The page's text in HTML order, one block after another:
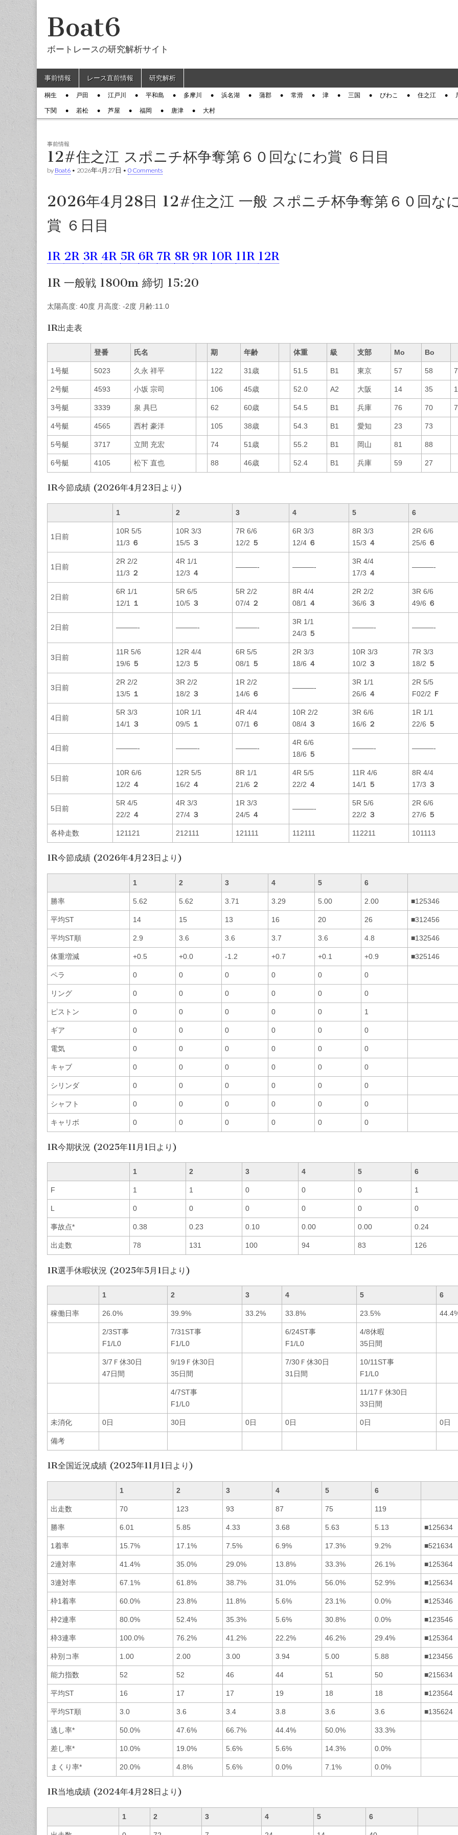
Boat6
ボートレースの研究解析サイト
Main menu
Skip to content
事前情報 レース直前情報 研究解析
Sub menu
桐生 戸田 江戸川 平和島 多摩川 浜名湖 蒲郡 常滑 津 三国 びわこ 住之江
下関 若松 芦屋 福岡 唐津 大村
事前情報
12#住之江 スポニチ杯争奪第６０回なにわ賞 ６日目
by Boat6 • 2026年4月27日 • 0 Comments
2026年4月28日 12#住之江 一般 スポニチ杯争奪第６０回な
賞 ６日目
1R 2R 3R 4R 5R 6R 7R 8R 9R 10R 11R 12R
1R 一般戦 1800m 締切 15:20
太陽高度: 40度 月高度: -2度 月齢:11.0
1R出走表
登番 氏名 期 年齢 体重 級 支部 Mo Bo
1号艇 5023 久永 祥平 122 31歳 51.5 B1 東京 57 58
2号艇 4593 小坂 宗司 106 45歳 52.0 A2 大阪 14 35
3号艇 3339 泉 具巳 62 60歳 54.5 B1 兵庫 76 70
4号艇 4565 西村 豪洋 105 38歳 54.3 B1 愛知 23 73
5号艇 3717 立間 充宏 74 51歳 55.2 B1 岡山 81 88
6号艇 4105 松下 直也 88 46歳 52.4 B1 兵庫 59 27
1R今節成績 (2026年4月23日より)
1 2 3 4 5 6
1日前
10R 5/5
11/3 ６
10R 3/3
15/5 ３
7R 6/6
12/2 ５
6R 3/3
12/4 ６
8R 3/3
15/3 ４
2R 6/6
25/6 ６
1日前
2R 2/2
11/3 ２
4R 1/1
12/3 ４
———- ———-
3R 4/4
17/3 ４
———-
2日前
6R 1/1
12/1
１
5R 6/5
10/5 ３
5R 2/2
07/4 ２
8R 4/4
08/1
４
2R 2/2
36/6 ３
3R 6/6
49/6 ６
2日前 ———- ———- ———-
3R 1/1
24/3 ５
———- ———-
3日前
11R 5/6
19/6 ５
12R 4/4
12/3 ５
6R 5/5
08/1
５
2R 3/3
18/6 ４
10R 3/3
10/2 ３
7R 3/3
18/2 ５
3日前
2R 2/2
13/5 １
3R 2/2
18/2 ３
1R 2/2
14/6 ６
———-
3R 1/1
26/6 ４
2R 5/5
F02/2 Ｆ
4日前
5R 3/3
14/1
３
10R 1/1
09/5 １
4R 4/4
07/1
６
10R 2/2
08/4 ３
3R 6/6
16/6 ２
1R 1/1
22/6 ５
4日前 ———- ———- ———-
4R 6/6
18/6 ５
———- ———-
5日前
10R 6/6
12/2 ４
12R 5/5
16/2 ４
8R 1/1
21/6 ２
4R 5/5
22/2 ４
11R 4/6
14/1
５
8R 4/4
17/3 ３
5日前
5R 4/5
22/2 ４
4R 3/3
27/4 ３
1R 3/3
24/5 ４
———-
5R 5/6
22/2 ３
2R 6/6
27/6 ５
各枠走数 121121 212111 121111 112111 112211 101113
1R今節成績 (2026年4月23日より)
1 2 3 4 5 6
勝率 5.62 5.62 3.71 3.29 5.00 2.00 ■125346
平均ST 14 15 13 16 20 26 ■312456
平均ST順 2.9 3.6 3.6 3.7 3.6 4.8 ■132546
体重増減 +0.5 +0.0 -1.2 +0.7 +0.1 +0.9 ■325146
ペラ 0 0 0 0 0 0
リング 0 0 0 0 0 0
ピストン 0 0 0 0 0 1
ギア 0 0 0 0 0 0
電気 0 0 0 0 0 0
キャブ 0 0 0 0 0 0
シリンダ 0 0 0 0 0 0
シャフト 0 0 0 0 0 0
キャリボ 0 0 0 0 0 0
1R今期状況 (2025年11月1日より)
1 2 3 4 5 6
F 1 1 0 0 0 1
L 0 0 0 0 0 0
事故点* 0.38 0.23 0.10 0.00 0.00 0.24
出走数 78 131 100 94 83 126
1R選手休暇状況 (2025年5月1日より)
1 2 3 4 5 6
稼働日率 26.0% 39.9% 33.2% 33.8% 23.5%
2/3ST事
F1/L0
7/31ST事
F1/L0
6/24ST事
F1/L0
4/8休暇
35日間
3/7Ｆ休30日
47日間
9/19Ｆ休30日
35日間
7/30Ｆ休30日
31日間
10/11ST事
F1/L0
4/7ST事
F1/L0
11/17Ｆ休30日
33日間
未消化 0日 30日 0日 0日 0日 0日
備考
1R全国近況成績 (2025年11月1日より)
1 2 3 4 5 6
出走数 70 123 93 87 75 119
勝率 6.01 5.85 4.33 3.68 5.63 5.13 ■125634
1着率 15.7% 17.1% 7.5% 6.9% 17.3% 9.2% ■521634
2連対率 41.4% 35.0% 29.0% 13.8% 33.3% 26.1% ■125364
3連対率 67.1% 61.8% 38.7% 31.0% 56.0% 52.9% ■125634
枠1着率 60.0% 23.8% 11.8% 5.6% 23.1% 0.0% ■125346
枠2連率 80.0% 52.4% 35.3% 5.6% 30.8% 0.0% ■123546
枠3連率 100.0% 76.2% 41.2% 22.2% 46.2% 29.4% ■125364
枠別コ率 1.00 2.00 3.00 3.94 5.00 5.88 ■123456
能力指数 52 52 46 44 51 50 ■215634
平均ST 16 17 17 19 18 18 ■123564
平均ST順 3.0 3.6 3.4 3.8 3.6 3.6 ■135624
逃し率* 50.0% 47.6% 66.7% 44.4% 50.0% 33.3%
差し率* 10.0% 19.0% 5.6% 5.6% 14.3% 0.0%
まくり率* 20.0% 4.8% 5.6% 0.0% 7.1% 0.0%
1R当地成績 (2024年4月28日より)
1 2 3 4 5 6